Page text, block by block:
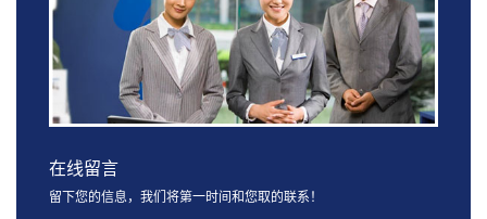
在线留言
留下您的信息，我们将第一时间和您取的联系！